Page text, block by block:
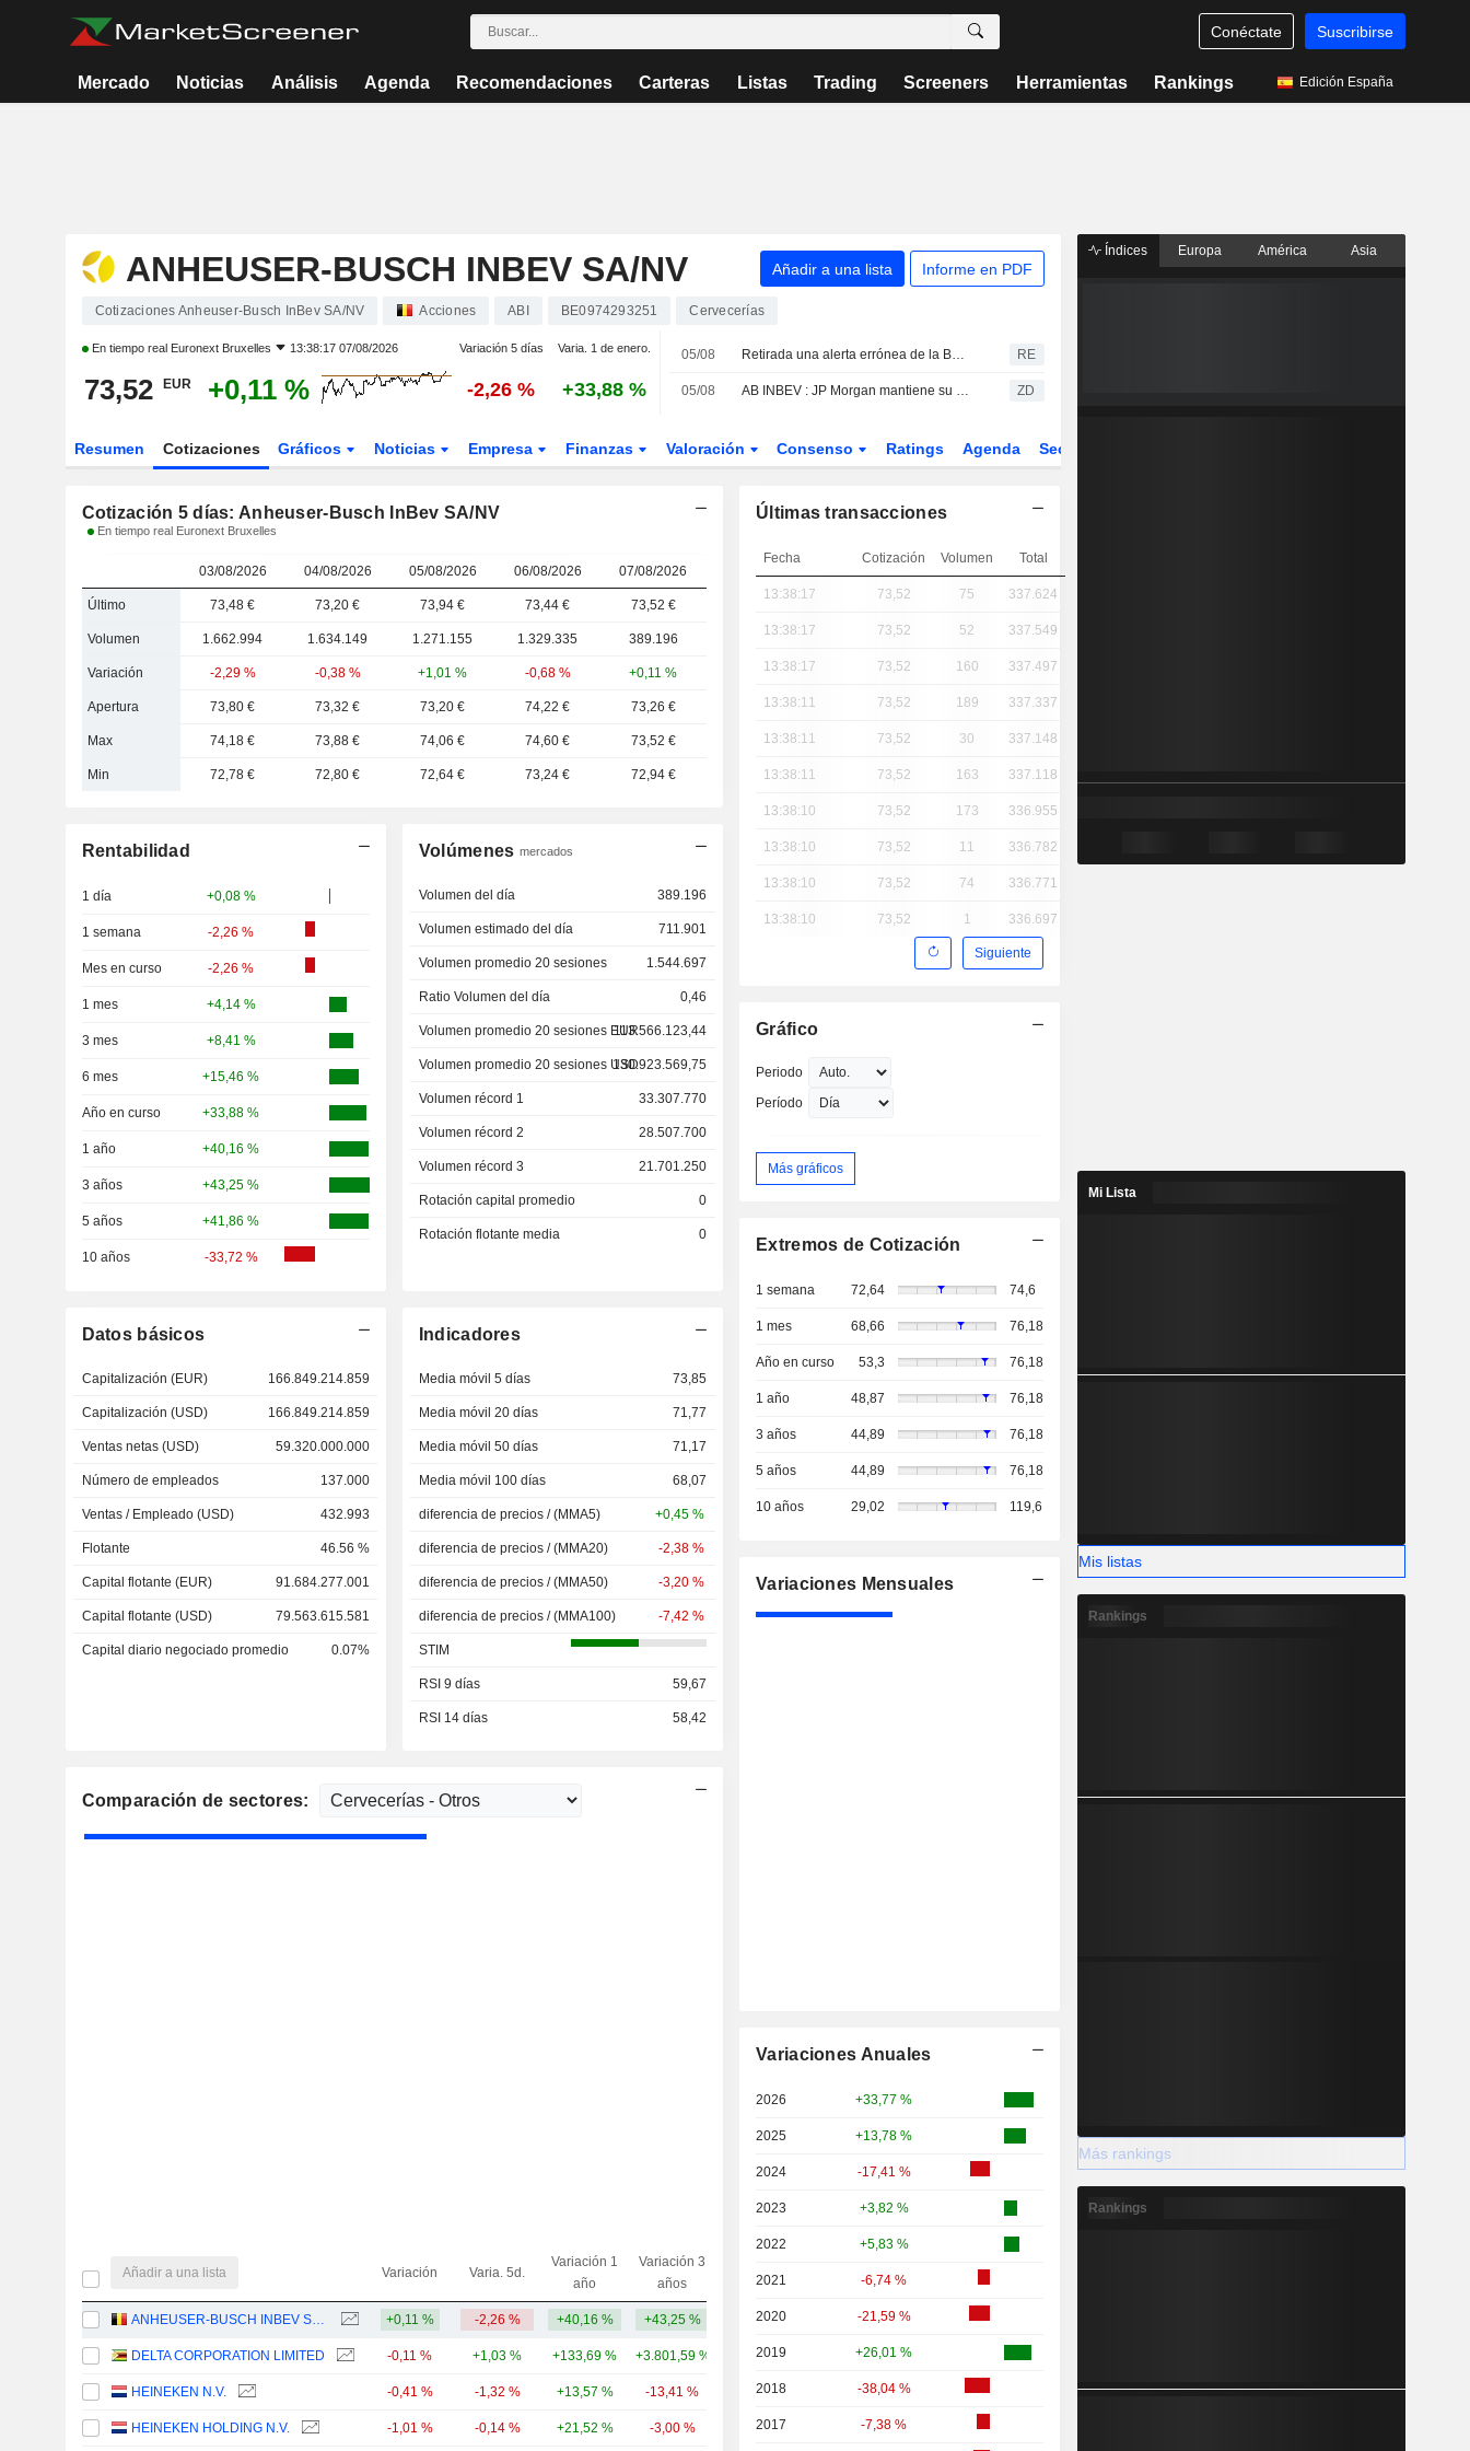
Conéctate Suscribirse
Mercado Noticias Análisis Agenda Recomendaciones Carteras Listas Trading Screeners Herramientas Rankings Edición España
ANHEUSER-BUSCH INBEV SA/NV Añadir a una lista Informe en PDF
Cotizaciones Anheuser-Busch InBev SA/NV Acciones ABI BE0974293251 Cervecerías
En tiempo real Euronext Bruxelles 13:38:17 07/08/2026 Variación 5 días Varia. 1 de enero.
73,52 EUR +0,11 % -2,26 % +33,88 %
05/08 Retirada una alerta errónea de la Bolsa de Nueva York que afectaba a varias compañías RE
05/08 AB INBEV : JP Morgan mantiene su recomendación de compra ZD
Resumen Cotizaciones Gráficos Noticias Empresa Finanzas Valoración Consenso Ratings Agenda Sector
Cotización 5 días: Anheuser-Busch InBev SA/NV
En tiempo real Euronext Bruxelles
03/08/2026 04/08/2026 05/08/2026 06/08/2026 07/08/2026
Último 73,48 € 73,20 € 73,94 € 73,44 € 73,52 €
Volumen 1.662.994 1.634.149 1.271.155 1.329.335 389.196
Variación -2,29 % -0,38 % +1,01 % -0,68 % +0,11 %
Apertura 73,80 € 73,32 € 73,20 € 74,22 € 73,26 €
Max 74,18 € 73,88 € 74,06 € 74,60 € 73,52 €
Min 72,78 € 72,80 € 72,64 € 73,24 € 72,94 €
Rentabilidad
1 día +0,08 %
1 semana -2,26 %
Mes en curso -2,26 %
1 mes +4,14 %
3 mes +8,41 %
6 mes +15,46 %
Año en curso +33,88 %
1 año +40,16 %
3 años +43,25 %
5 años +41,86 %
10 años -33,72 %
Volúmenes mercados
Volumen del día 389.196
Volumen estimado del día 711.901
Volumen promedio 20 sesiones 1.544.697
Ratio Volumen del día 0,46
Volumen promedio 20 sesiones EUR113.566.123,44
Volumen promedio 20 sesiones USD130.923.569,75
Volumen récord 1 33.307.770
Volumen récord 2 28.507.700
Volumen récord 3 21.701.250
Rotación capital promedio 0
Rotación flotante media 0
Datos básicos
Capitalización (EUR) 166.849.214.859
Capitalización (USD) 166.849.214.859
Ventas netas (USD) 59.320.000.000
Número de empleados 137.000
Ventas / Empleado (USD) 432.993
Flotante 46.56 %
Capital flotante (EUR) 91.684.277.001
Capital flotante (USD) 79.563.615.581
Capital diario negociado promedio 0.07%
Indicadores
Media móvil 5 días 73,85
Media móvil 20 días 71,77
Media móvil 50 días 71,17
Media móvil 100 días 68,07
diferencia de precios / (MMA5) +0,45 %
diferencia de precios / (MMA20) -2,38 %
diferencia de precios / (MMA50) -3,20 %
diferencia de precios / (MMA100) -7,42 %
STIM
RSI 9 días 59,67
RSI 14 días 58,42
Comparación de sectores:
Añadir a una lista Variación Varia. 5d.
Variación 1
año
Variación 3
años
Capi.($)
ANHEUSER-BUSCH INBEV SA/NV +0,11 % -2,26 % +40,16 % +43,25 % 167 mil M
DELTA CORPORATION LIMITED -0,11 % +1,03 % +133,69 % +3.801,59 % 333 mil M
HEINEKEN N.V. -0,41 % -1,32 % +13,57 % -13,41 % 49,66 mil M
HEINEKEN HOLDING N.V. -1,01 % -0,14 % +21,52 % -3,00 % 23,24 mil M
Últimas transacciones
Fecha Cotización Volumen Total
13:38:17 73,52 75 337.624
13:38:17 73,52 52 337.549
13:38:17 73,52 160 337.497
13:38:11 73,52 189 337.337
13:38:11 73,52 30 337.148
13:38:11 73,52 163 337.118
13:38:10 73,52 173 336.955
13:38:10 73,52 11 336.782
13:38:10 73,52 74 336.771
13:38:10 73,52 1 336.697
Siguiente
Gráfico
Periodo
Período
Más gráficos
Extremos de Cotización
1 semana 72,64 74,6
1 mes 68,66 76,18
Año en curso 53,3 76,18
1 año 48,87 76,18
3 años 44,89 76,18
5 años 44,89 76,18
10 años 29,02 119,6
Variaciones Mensuales
Variaciones Anuales
2026 +33,77 %
2025 +13,78 %
2024 -17,41 %
2023 +3,82 %
2022 +5,83 %
2021 -6,74 %
2020 -21,59 %
2019 +26,01 %
2018 -38,04 %
2017 -7,38 %
Índices Europa América Asia
Mi Lista
Mis listas
Rankings
Más rankings
Rankings